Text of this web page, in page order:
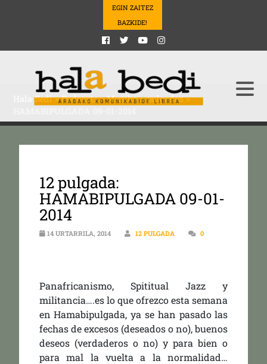
EGIN ZAITEZ
BAZKIDE!
Hala Bedi>Podcasts>Musika>pulgadas>
12 pulgada:
HAMABIPULGADA 09-01-
2014
14 URTARRILA, 2014 12 PULGADA 0
Panafricanismo, Spititual Jazz y
militancia….es lo que ofrezco esta semana
en Hamabipulgada, ya se han pasado las
fechas de excesos (deseados o no), buenos
deseos (verdaderos o no) y para bien o
para mal la vuelta a la normalidad…